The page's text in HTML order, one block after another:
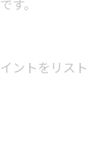
す。
ントをリスト